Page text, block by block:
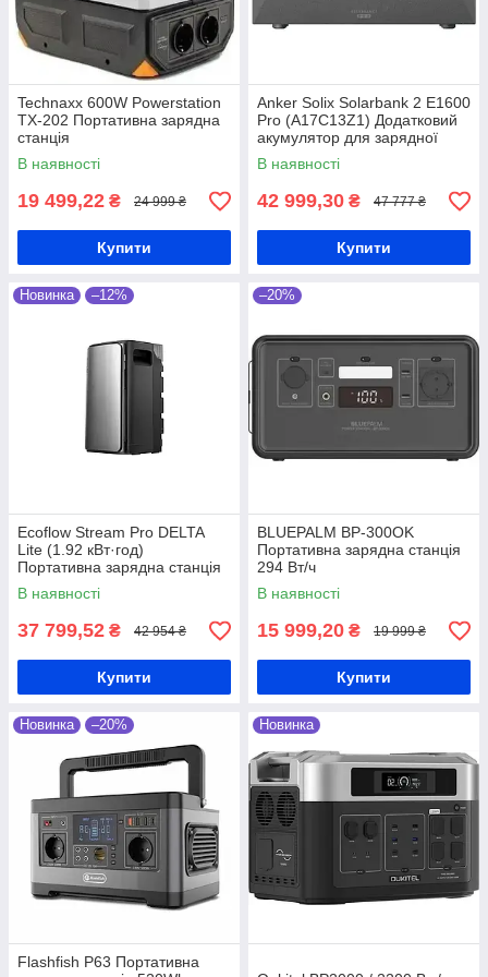
Чому портативні зарядні
станції купити варто в
інтернет-магазині «In My
Smart»
У каталозі представлено понад 100
різноманітних моделей зарядних станцій
від виробників Allpowers, Anker, Bluetti,
EcoFlow, Jackery, Romoss та інших. Станції
відрізняються ємністю, потужністю,
функціоналом. Також у нас можна купити
Якість усієї техніки з нашого магазину –
виробника. Ми співпрацюємо тільки з
надійними та перевіреними
постачальниками, забезпечуємо повну
відповідність приладів заявленим в описі
технічним характеристикам
Technaxx 600W Powerstation
TX-202 Портативна зарядна
станція
В наявності
19 499,22 ₴ 24 999 ₴
Купити
Anker Solix Solarbank 2 E1600
Pro (A17C13Z1) Додатковий
акумулятор для зарядної
станції
В наявності
42 999,30 ₴ 47 777 ₴
Купити
Новинка –12%
Ecoflow Stream Pro DELTA
Lite (1.92 кВт·год)
Портативна зарядна станція
В наявності
37 799,52 ₴ 42 954 ₴
Купити
–20%
BLUEPALM BP-300OK
Портативна зарядна станція
294 Вт/ч
В наявності
15 999,20 ₴ 19 999 ₴
Купити
Новинка –20%
Flashfish P63 Портативна
Новинка